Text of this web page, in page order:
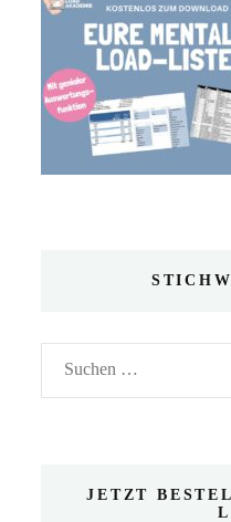
Suchen
nach:
JETZT